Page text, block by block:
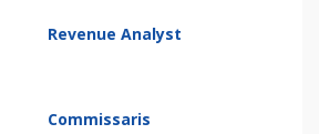
Revenue Analyst
Commissaris